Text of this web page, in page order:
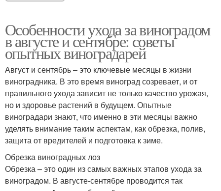
Особенности ухода за виноградом
в августе и сентябре: советы
опытных виноградарей
Август и сентябрь – это ключевые месяцы в жизни
виноградника. В это время виноград созревает, и от
правильного ухода зависит не только качество урожая,
но и здоровье растений в будущем. Опытные
виноградари знают, что именно в эти месяцы важно
уделять внимание таким аспектам, как обрезка, полив,
защита от вредителей и подготовка к зиме.
Обрезка виноградных лоз
Обрезка – это один из самых важных этапов ухода за
виноградом. В августе-сентябре проводится так